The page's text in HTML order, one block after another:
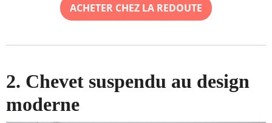
ACHETER CHEZ LA REDOUTE
2. Chevet suspendu au design
moderne